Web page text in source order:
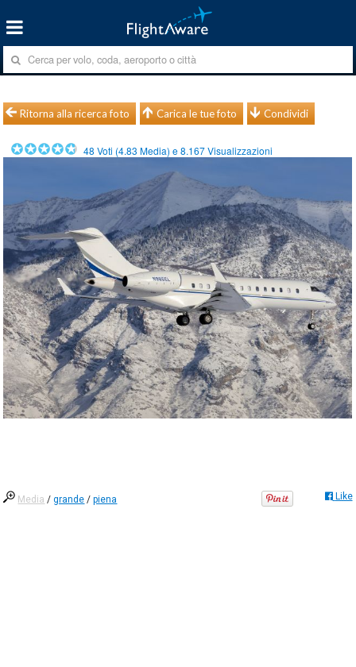
Ritorna alla ricerca foto Carica le tue foto Condividi
48 Voti (4.83 Media) e8.167Visualizzazioni
Media /grande /piena Like